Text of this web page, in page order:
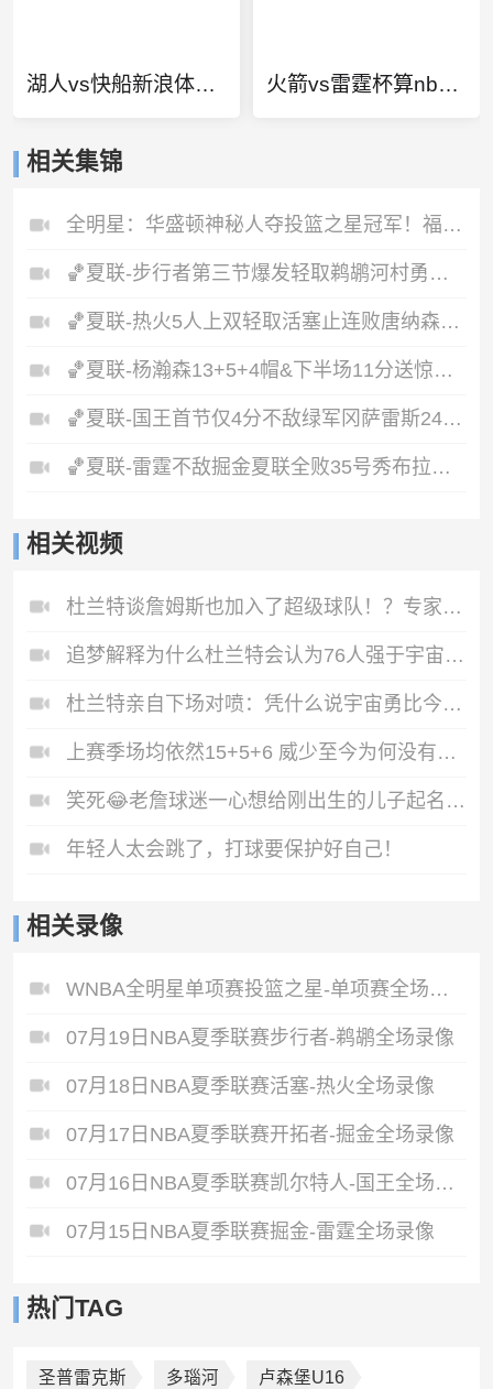
湖人vs快船新浪体育台 火箭vs雷霆杯算nba常规赛吗
相关集锦
全明星：华盛顿神秘人夺投篮之星冠军！福德夺得三分大赛冠军！
🏀夏联-步行者第三节爆发轻取鹈鹕河村勇辉5+5+12斯劳森22分
🏀夏联-热火5人上双轻取活塞止连败唐纳森20+8+10奥科里27分
🏀夏联-杨瀚森13+5+4帽&下半场11分送惊艳妙传开拓者力克掘金
🏀夏联-国王首节仅4分不敌绿军冈萨雷斯24+10+5塞纳克10+12
🏀夏联-雷霆不敌掘金夏联全败35号秀布拉齐尔32+6马拉14+7+6
相关视频
杜兰特谈詹姆斯也加入了超级球队！？专家：两回事！🙁
追梦解释为什么杜兰特会认为76人强于宇宙勇：典型的得分相加
杜兰特亲自下场对喷：凭什么说宇宙勇比今年76人纸面实力强？
上赛季场均依然15+5+6 威少至今为何没有球队要了？
笑死😂老詹球迷一心想给刚出生的儿子起名勒布朗（詹姆斯）
年轻人太会跳了，打球要保护好自己！
相关录像
WNBA全明星单项赛投篮之星-单项赛全场录像
07月19日NBA夏季联赛步行者-鹈鹕全场录像
07月18日NBA夏季联赛活塞-热火全场录像
07月17日NBA夏季联赛开拓者-掘金全场录像
07月16日NBA夏季联赛凯尔特人-国王全场录像
07月15日NBA夏季联赛掘金-雷霆全场录像
热门TAG
圣普雷克斯 多瑙河 卢森堡U16